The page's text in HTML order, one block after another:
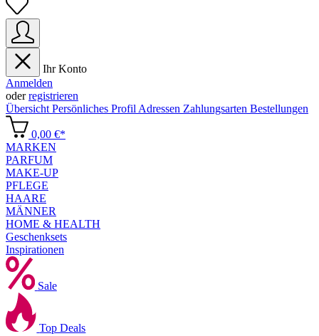
Ihr Konto
Anmelden
oderregistrieren
Übersicht Persönliches Profil Adressen Zahlungsarten Bestellungen
0,00 €*
MARKEN
PARFUM
MAKE-UP
PFLEGE
HAARE
MÄNNER
HOME & HEALTH
Geschenksets
Inspirationen
Sale
Top Deals